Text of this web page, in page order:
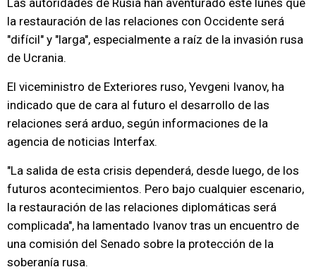
Las autoridades de Rusia han aventurado este lunes que
la restauración de las relaciones con Occidente será
"difícil" y "larga", especialmente a raíz de la invasión rusa
de Ucrania.
El viceministro de Exteriores ruso, Yevgeni Ivanov, ha
indicado que de cara al futuro el desarrollo de las
relaciones será arduo, según informaciones de la
agencia de noticias Interfax.
"La salida de esta crisis dependerá, desde luego, de los
futuros acontecimientos. Pero bajo cualquier escenario,
la restauración de las relaciones diplomáticas será
complicada", ha lamentado Ivanov tras un encuentro de
una comisión del Senado sobre la protección de la
soberanía rusa.